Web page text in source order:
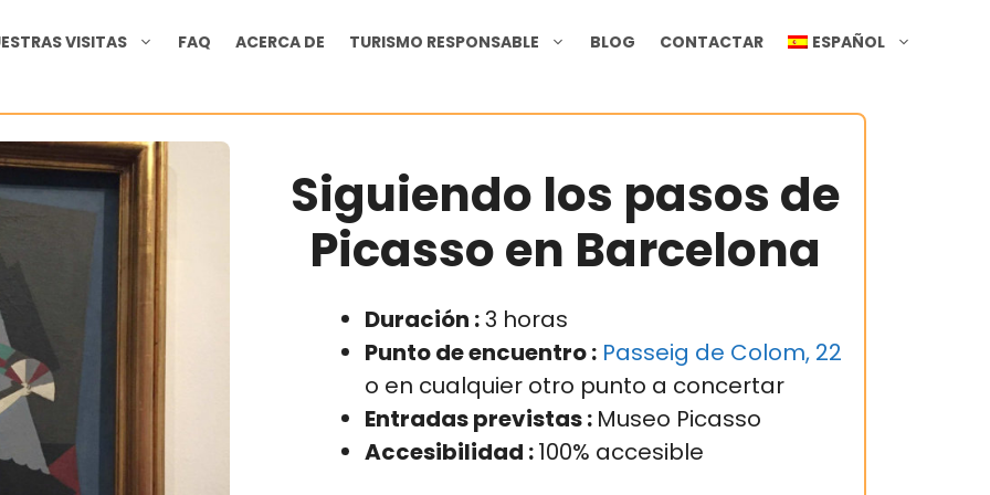
VISITAS FAQ ACERCA DE TURISMO RESPONSABLE BLOG CONTACTAR ESPAÑOL
Siguiendo los pasos de
Picasso en Barcelona
Duración :3 horas
Punto de encuentro : Passeig de Colom, 22
o en cualquier otro punto a concertar
Entradas previstas : Museo Picasso
Accesibilidad :100% accesible